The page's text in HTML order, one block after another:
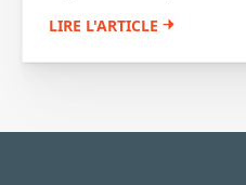
LIRE L'ARTICLE